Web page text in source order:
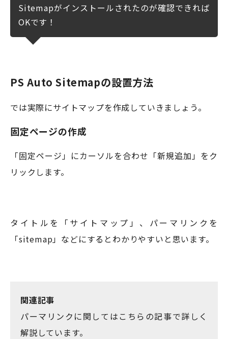
Sitemapがインストールされたのが確認できれば
OKです！
PS Auto Sitemapの設置方法
では実際にサイトマップを作成していきましょう。
固定ページの作成
「固定ページ」にカーソルを合わせ「新規追加」をク
リックします。
タイトルを「サイトマップ」、パーマリンクを
「sitemap」などにするとわかりやすいと思います。
関連記事
パーマリンクに関してはこちらの記事で詳しく
解説しています。